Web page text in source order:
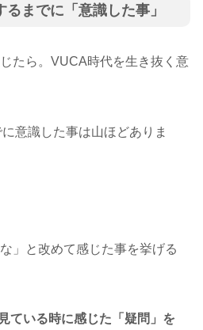
までに「意識した事」
意識した事は山ほどありま
」と改めて感じた事を挙げる
ている時に感じた「疑問」を